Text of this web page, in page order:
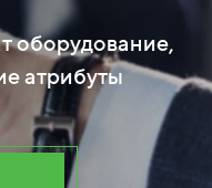
оборудование,
атрибуты